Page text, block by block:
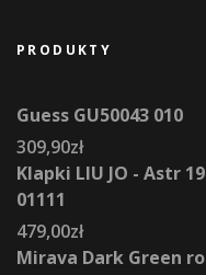
PRODUKTY
Guess GU50043 010
309,90zł
Klapki LIU JO - Astr
01111
479,00zł
Mirava Dark Green